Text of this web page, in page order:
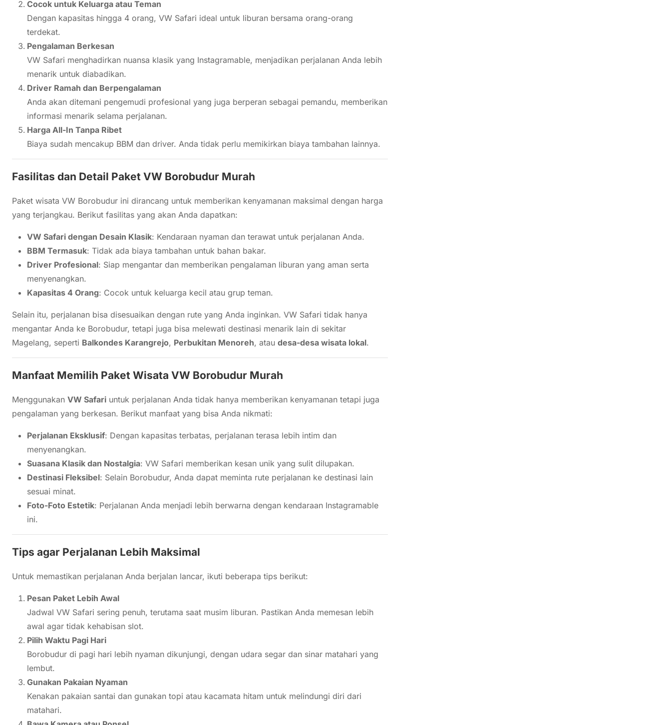
Cocok untuk Keluarga atau Teman
Dengan kapasitas hingga 4 orang, VW Safari ideal untuk liburan bersama orang-orang
terdekat.
Pengalaman Berkesan
VW Safari menghadirkan nuansa klasik yang Instagramable, menjadikan perjalanan Anda lebih
menarik untuk diabadikan.
Driver Ramah dan Berpengalaman
Anda akan ditemani pengemudi profesional yang juga berperan sebagai pemandu, memberikan
informasi menarik selama perjalanan.
Harga All-In Tanpa Ribet
Biaya sudah mencakup BBM dan driver. Anda tidak perlu memikirkan biaya tambahan lainnya.
Fasilitas dan Detail Paket VW Borobudur Murah
Paket wisata VW Borobudur ini dirancang untuk memberikan kenyamanan maksimal dengan harga
yang terjangkau. Berikut fasilitas yang akan Anda dapatkan:
VW Safari dengan Desain Klasik: Kendaraan nyaman dan terawat untuk perjalanan Anda.
BBM Termasuk: Tidak ada biaya tambahan untuk bahan bakar.
Driver Profesional: Siap mengantar dan memberikan pengalaman liburan yang aman serta
menyenangkan.
Kapasitas 4 Orang: Cocok untuk keluarga kecil atau grup teman.
Selain itu, perjalanan bisa disesuaikan dengan rute yang Anda inginkan. VW Safari tidak hanya
mengantar Anda ke Borobudur, tetapi juga bisa melewati destinasi menarik lain di sekitar
Magelang, seperti Balkondes Karangrejo, Perbukitan Menoreh, atau desa-desa wisata lokal.
Manfaat Memilih Paket Wisata VW Borobudur Murah
Menggunakan VW Safari untuk perjalanan Anda tidak hanya memberikan kenyamanan tetapi juga
pengalaman yang berkesan. Berikut manfaat yang bisa Anda nikmati:
Perjalanan Eksklusif: Dengan kapasitas terbatas, perjalanan terasa lebih intim dan
menyenangkan.
Suasana Klasik dan Nostalgia: VW Safari memberikan kesan unik yang sulit dilupakan.
Destinasi Fleksibel: Selain Borobudur, Anda dapat meminta rute perjalanan ke destinasi lain
sesuai minat.
Foto-Foto Estetik: Perjalanan Anda menjadi lebih berwarna dengan kendaraan Instagramable
ini.
Tips agar Perjalanan Lebih Maksimal
Untuk memastikan perjalanan Anda berjalan lancar, ikuti beberapa tips berikut:
Pesan Paket Lebih Awal
Jadwal VW Safari sering penuh, terutama saat musim liburan. Pastikan Anda memesan lebih
awal agar tidak kehabisan slot.
Pilih Waktu Pagi Hari
Borobudur di pagi hari lebih nyaman dikunjungi, dengan udara segar dan sinar matahari yang
lembut.
Gunakan Pakaian Nyaman
Kenakan pakaian santai dan gunakan topi atau kacamata hitam untuk melindungi diri dari
matahari.